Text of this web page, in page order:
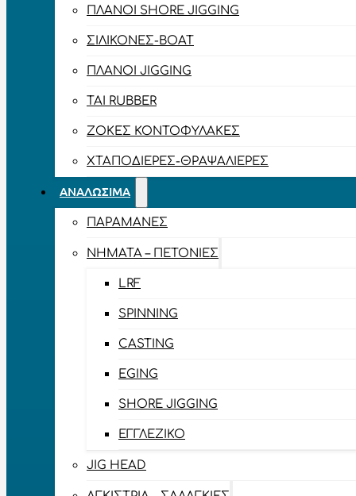
ΠΛΆΝΟΙ SHORE JIGGING
ΣΙΛΙΚΌΝΕΣ-BOAT
ΠΛΆΝΟΙ JIGGING
TAI RUBBER
ΖΌΚΕΣ ΚΟΝΤΟΦΎΛΑΚΕΣ
ΧΤΑΠΟΔΙΈΡΕΣ-ΘΡΑΨΑΛΙΈΡΕΣ
ΑΝΑΛΏΣΙΜΑ
ΠΑΡΑΜΆΝΕΣ
ΝΉΜΑΤΑ – ΠΕΤΟΝΙΈΣ
LRF
SPINNING
CASTING
EGING
SHORE JIGGING
ΕΓΓΛΈΖΙΚΟ
JIG HEAD